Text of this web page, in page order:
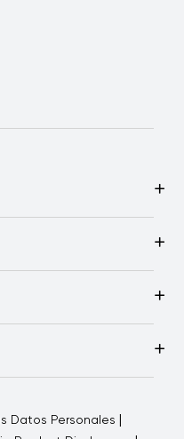
VajillasElectrodomésticos
Royal PrestigePrograma
Garantía Royal Prestige
Blogs -
Datos Personales |